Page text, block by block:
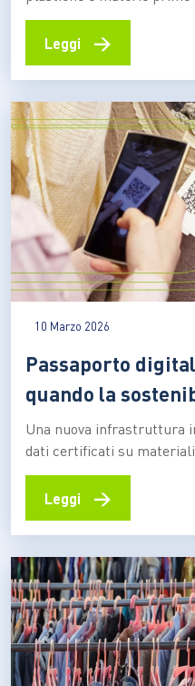
raccolta. Intanto l’Europa
trasformare i RAEE in
vecchia TV abbandonata
Leggi →
10 Marzo 2026
Passaporto
quando la
verificabile
Una nuova infrastruttura
dati certificati su
Ecco cosa prevede la
produce per imprese,
riciclare, filiere opache e
frammentate: per anni il
Leggi →